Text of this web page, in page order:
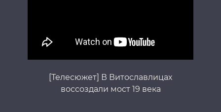
[Телесюжет] В Витославлицах
воссоздали мост 19 века